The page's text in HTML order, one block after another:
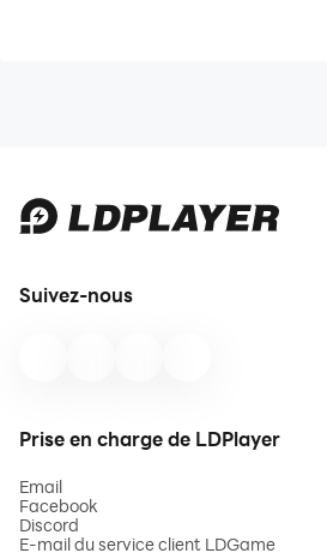
Suivez-nous
Prise en charge de LDPlayer
Email
Facebook
Discord
E-mail du service client LDGame